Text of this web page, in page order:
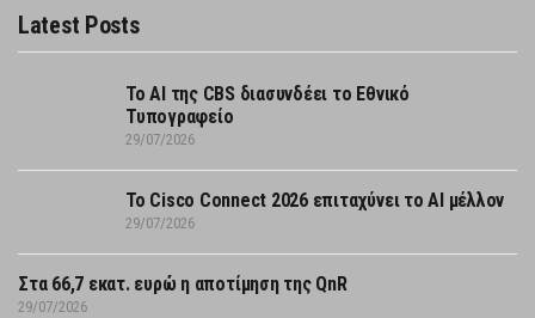
Latest Posts
Το AI της CBS διασυνδέει το Εθνικό
Τυπογραφείο
29/07/2026
Το Cisco Connect 2026 επιταχύνει το AI μέλλον
29/07/2026
Στα 66,7 εκατ. ευρώ η αποτίμηση της QnR
29/07/2026